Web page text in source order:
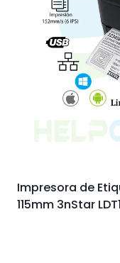
Impresora de
115mm 3nStar